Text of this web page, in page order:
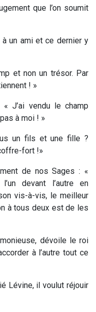
que l’on soumit
à un ami et ce dernier y
et non un trésor. Par
! »
« J’ai vendu le champ
à moi ! »
un fils et une fille ?
fort !»
de nos Sages : «
devant l’autre en
vis-à-vis, le meilleur
à tous deux est de les
dévoile le roi
à l’autre tout ce
Lévine, il voulut réjouir